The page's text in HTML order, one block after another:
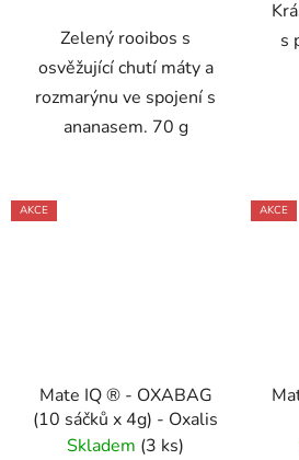
Zelený rooibos s
osvěžující chutí máty a
rozmarýnu ve spojení s
ananasem. 70 g
s
AKCE
Mate IQ ® - OXABAG
(10 sáčků x 4g) - Oxalis
Skladem (3 ks)
AKCE